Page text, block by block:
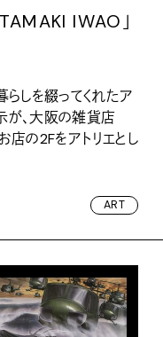
IWAO」
しを綴ってくれたア
が、大阪の雑貨店
店の2Fをアトリエとし
ART